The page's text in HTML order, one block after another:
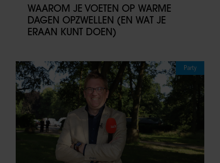
WAAROM JE VOETEN OP WARME
DAGEN OPZWELLEN (EN WAT JE
ERAAN KUNT DOEN)
Party